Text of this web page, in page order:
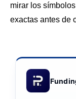
mirar los
exactas antes de